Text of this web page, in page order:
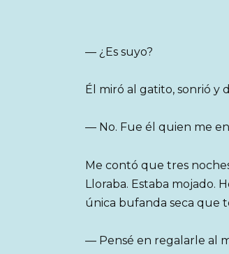
— ¿Es suyo?
Él miró al gatito, sonrió y
— No. Fue él quien me
Me contó que tres
Lloraba. Estaba mojado.
única bufanda seca que
— Pensé en regalarle al